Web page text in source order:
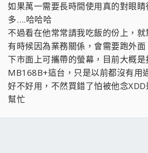
如果萬一需要長時間使用真的對眼睛
多….哈哈哈
不過看在他常常請我吃飯的份上，
有時候因為業務關係，會需要跑外
下市面上可攜帶的螢幕，目前大概是
MB168B+這台，只是以前都沒有用
好不好用，不然買錯了怕被他念
幫忙